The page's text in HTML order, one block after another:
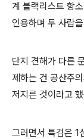
계 블랙리스트 항
인용하며 두 사람
단지 견해가 다른
제하는 건 공산주
저지른 것이라고
그러면서 특검은 1